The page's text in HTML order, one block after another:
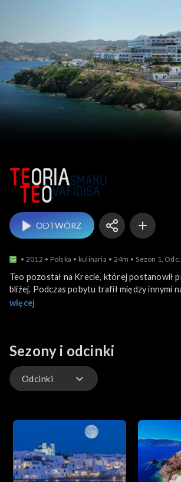
ODTWÓRZ
2012 Polska kulinaria 24m Sezon 1,
Teo pozostał na Krecie, której postanowił
bliżej. Podczas pobytu trafił między innymi
spożywczy targ na wyspie, gdzie poszukiwał
więcej
Sezony i odcinki
Odcinki